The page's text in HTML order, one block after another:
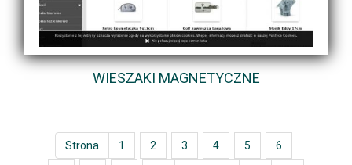
WIESZAKI MAGNETYCZNE
Strona 1 2 3 4 5 6